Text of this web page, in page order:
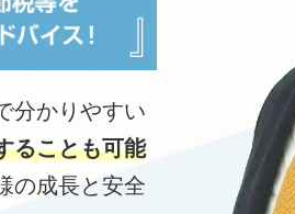
分かりやすい
ることも可能
の成長と安全